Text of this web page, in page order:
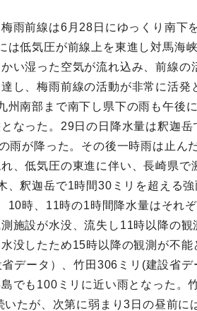
雨前線は6月28日にゆっくり南下
は低気圧が前線上を東進し対馬海
い湿った空気が流れ込み、前線
し、梅雨前線の活動が非常に活
州南部まで南下し県下の雨も午後
なった。29日の日降水量は釈迦
雨が降った。その後一時雨は止
、低気圧の東進に伴い、長崎県
、釈迦岳で1時間30ミリを超える
10時、11時の1時間降水量はそれ
施設が水没、流失し11時以降の
没したため15時以降の観測が不
データ）、竹田306ミリ(建設省
でも100ミリに近い雨となった。
たが、次第に弱まり3日の昼前